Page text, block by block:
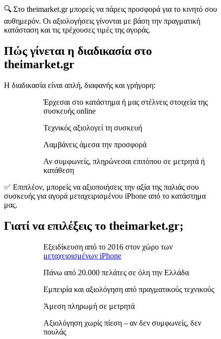
🔍 Στο theimarket.gr μπορείς να πάρεις προσφορά για το κινητό σου
αυθημερόν. Οι αξιολογήσεις γίνονται με βάση την πραγματική
κατάσταση και τις τρέχουσες τιμές της αγοράς.
Πώς γίνεται η διαδικασία στο
theimarket.gr
Η διαδικασία είναι απλή, διαφανής και γρήγορη:
Έρχεσαι στο κατάστημα ή μας στέλνεις στοιχεία της
συσκευής online
Τεχνικός αξιολογεί τη συσκευή
Λαμβάνεις άμεσα την προσφορά
Αν συμφωνείς, πληρώνεσαι επιτόπου σε μετρητά ή
κατάθεση
✅ Επιπλέον, μπορείς να αξιοποιήσεις την αξία της παλιάς σου
συσκευής για αγορά μεταχειρισμένου iPhone από το κατάστημα
μας.
Γιατί να επιλέξεις το theimarket.gr;
Εξειδίκευση από το 2016 στον χώρο των
μεταχειρισμένων iPhone
Πάνω από 20.000 πελάτες σε όλη την Ελλάδα
Εμπειρία και αξιολόγηση από πραγματικούς τεχνικούς
Άμεση πληρωμή σε μετρητά
Αξιολόγηση χωρίς πίεση – αν δεν συμφωνείς, δεν
πουλάς